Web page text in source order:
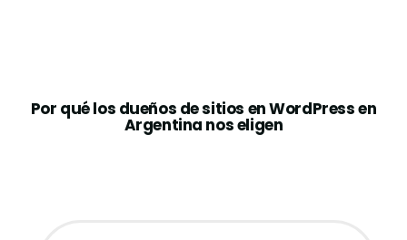
Por qué los dueños de sitios en WordPress en
Argentina nos eligen